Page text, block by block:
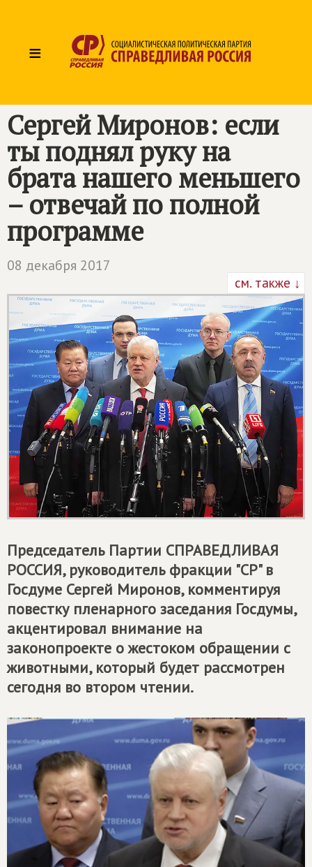
≡
Сергей Миронов: если
ты поднял руку на
брата нашего меньшего
– отвечай по полной
программе
08 декабря 2017
см. также ↓
Председатель Партии СПРАВЕДЛИВАЯ
РОССИЯ, руководитель фракции "СР" в
Госдуме Сергей Миронов, комментируя
повестку пленарного заседания Госдумы,
акцентировал внимание на
законопроекте о жестоком обращении с
животными, который будет рассмотрен
сегодня во втором чтении.